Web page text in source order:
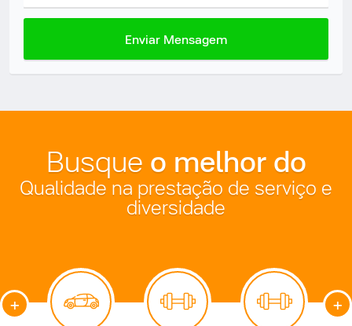
Enviar Mensagem
Busque o melhor do
Qualidade na prestação de serviço e
diversidade
+ +